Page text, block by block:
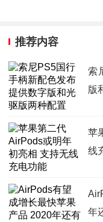
推荐内容
索
版
苹
线
年